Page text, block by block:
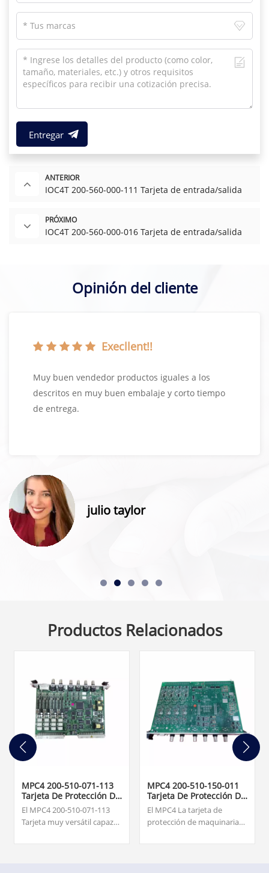
Entregar
ANTERIOR
IOC4T 200-560-000-111 Tarjeta de entrada/salida
PRÓXIMO
IOC4T 200-560-000-016 Tarjeta de entrada/salida
Opinión del cliente
Execllent!!
Muy buen vendedor productos iguales a los
descritos en muy buen embalaje y corto tiempo
de entrega.
julio taylor
Productos Relacionados
MPC4 200-510-071-113
Tarjeta De Protección De
Maquinaria
El MPC4 200-510-071-113
Tarjeta muy versátil capaz
hasta cuatro entradas de
MPC4 200-510-150-011
Tarjeta De Protección De
Maquinaria
El MPC4 La tarjeta de
protección de maquinaria
sistema de protección de